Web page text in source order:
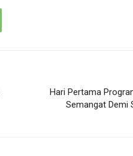
Hari Pertama
Semangat Demi